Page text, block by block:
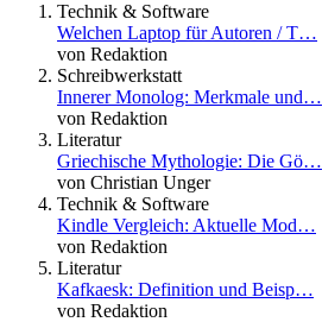
Technik & Software
Welchen Laptop für Autoren / T…
von Redaktion
Schreibwerkstatt
Innerer Monolog: Merkmale und…
von Redaktion
Literatur
Griechische Mythologie: Die Gö…
von Christian Unger
Technik & Software
Kindle Vergleich: Aktuelle Mod…
von Redaktion
Literatur
Kafkaesk: Definition und Beisp…
von Redaktion